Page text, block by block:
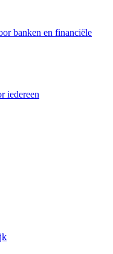
banken en financiële
iedereen